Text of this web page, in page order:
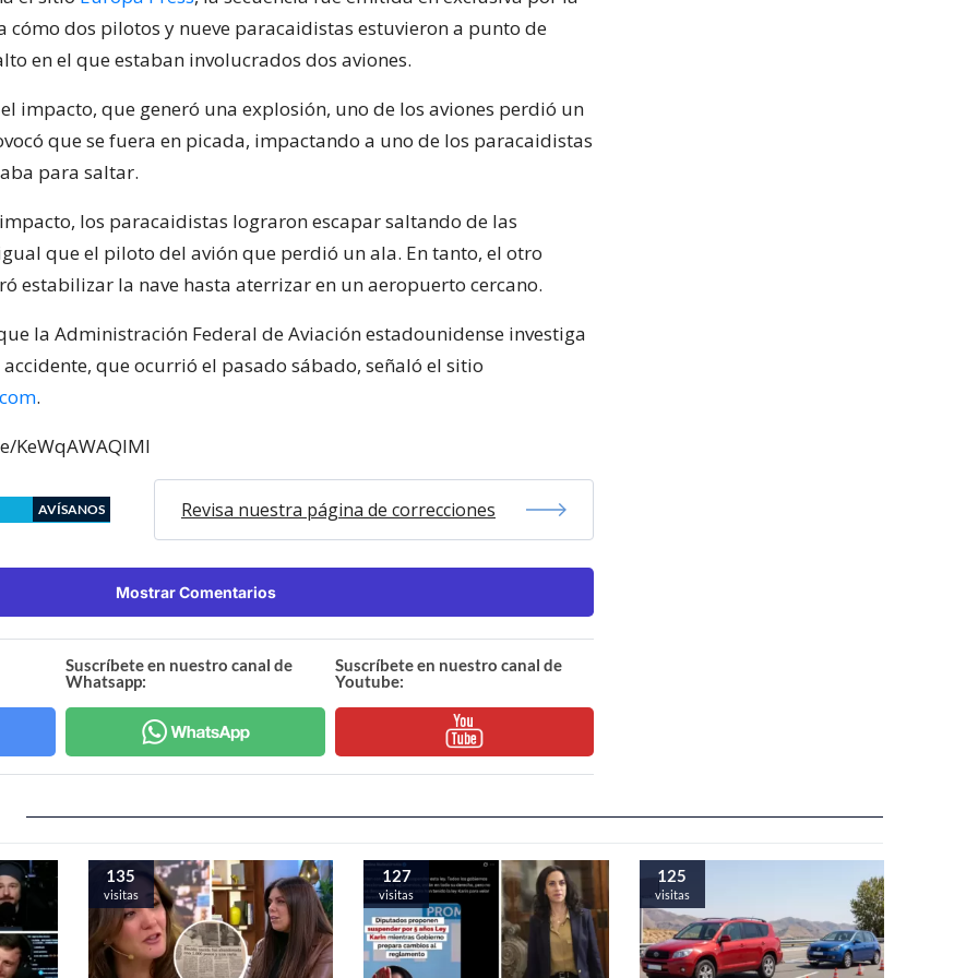
cómo dos pilotos y nueve paracaidistas estuvieron a punto de
en el que estaban involucrados dos aviones.
impacto, que generó una explosión, uno de los aviones perdió un
que se fuera en picada, impactando a uno de los paracaidistas
para saltar.
los paracaidistas lograron escapar saltando de las
que el piloto del avión que perdió un ala. En tanto, el otro
estabilizar la nave hasta aterrizar en un aeropuerto cercano.
la Administración Federal de Aviación estadounidense investiga
que ocurrió el pasado sábado, señaló el sitio
.
KeWqAWAQIMI
AVÍSANOS Revisa nuestra página de correcciones
Mostrar Comentarios
Suscríbete en nuestro canal de
Whatsapp:
Suscríbete en nuestro canal de
Youtube:
135
visitas
127
visitas
125
visitas